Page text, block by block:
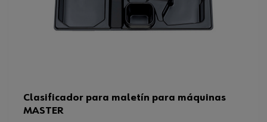
160 mm
Clasificador para maletín para máquinas
MASTER